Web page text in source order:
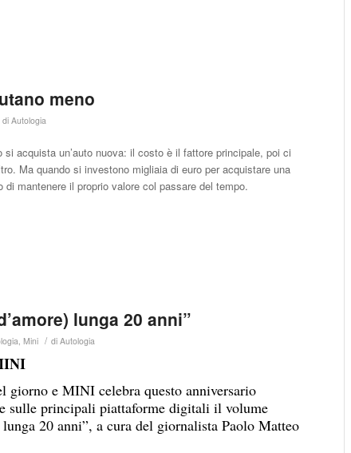
meno
diAutologia
acquista un’auto nuova: il costo è il fattore principale, poi ci
Ma quando si investono migliaia di euro per acquistare una
mantenere il proprio valore col passare del tempo.
lunga 20 anni”
,Mini / diAutologia
giorno e MINI celebra questo anniversario
sulle principali piattaforme digitali il volume
20 anni”, a cura del giornalista Paolo Matteo